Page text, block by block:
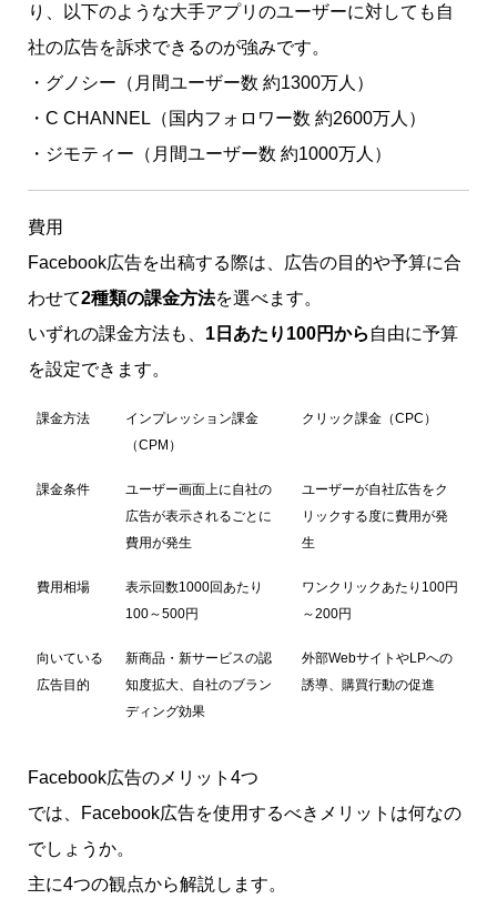
り、以下のような大手アプリのユーザーに対しても自
社の広告を訴求できるのが強みです。
・グノシー（月間ユーザー数 約1300万人）
・C CHANNEL（国内フォロワー数 約2600万人）
・ジモティー（月間ユーザー数 約1000万人）
費用
Facebook広告を出稿する際は、広告の目的や予算に合
わせて2種類の課金方法を選べます。
いずれの課金方法も、 1日あたり100円から 自由に予算
を設定できます。
課金方法
インプレッション課金
（CPM）
クリック課金（CPC）
課金条件
ユーザー画面上に自社の
広告が表示されるごとに
費用が発生
ユーザーが自社広告をク
リックする度に費用が発
生
費用相場
表示回数1000回あたり
100～500円
ワンクリックあたり100円
～200円
向いている
広告目的
新商品・新サービスの認
知度拡大、自社のブラン
ディング効果
外部WebサイトやLPへの
誘導、購買行動の促進
Facebook広告のメリット4つ
では、Facebook広告を使用するべきメリットは何なの
でしょうか。
主に4つの観点から解説します。